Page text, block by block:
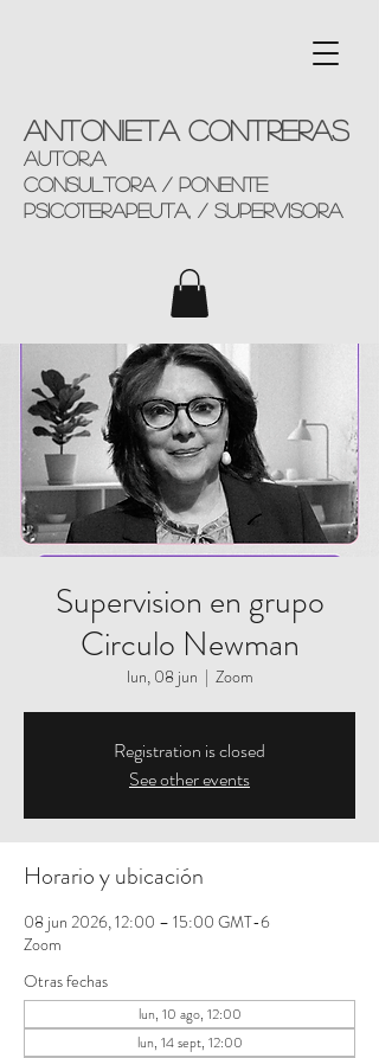
Antonieta Contreras
AUTOR,a
consultorA / ponente
Psicoterapeuta, / supervisora
Supervision en grupo
Circulo Newman
lun, 08 jun
  |
Zoom
Registration is closed
See other events
Horario y ubicación
08 jun 2026, 12:00 – 15:00 GMT-6
Zoom
Otras fechas
lun, 10 ago, 12:00
lun, 14 sept, 12:00